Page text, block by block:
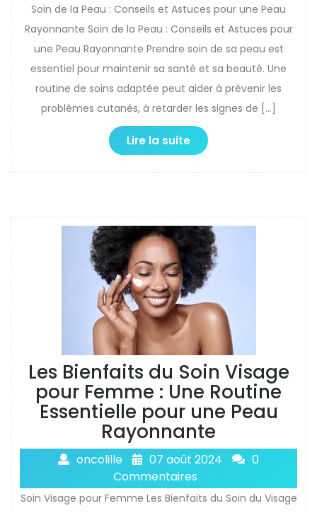
Soin de la Peau : Conseils et Astuces pour une Peau
Rayonnante Soin de la Peau : Conseils et Astuces pour
une Peau Rayonnante Prendre soin de sa peau est
essentiel pour maintenir sa santé et sa beauté. Une
routine de soins adaptée peut aider à prévenir les
problèmes cutanés, à retarder les signes de […]
Lire la suite
Les Bienfaits du Soin Visage
pour Femme : Une Routine
Essentielle pour une Peau
Rayonnante
oncolille 07 août 2024
0
Commentaires
Soin Visage pour Femme Les Bienfaits du Soin du Visage